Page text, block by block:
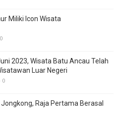
Miliki Icon Wisata
0
2023, Wisata Batu Ancau Telah
Luar Negeri
0
Raja Pertama Berasal